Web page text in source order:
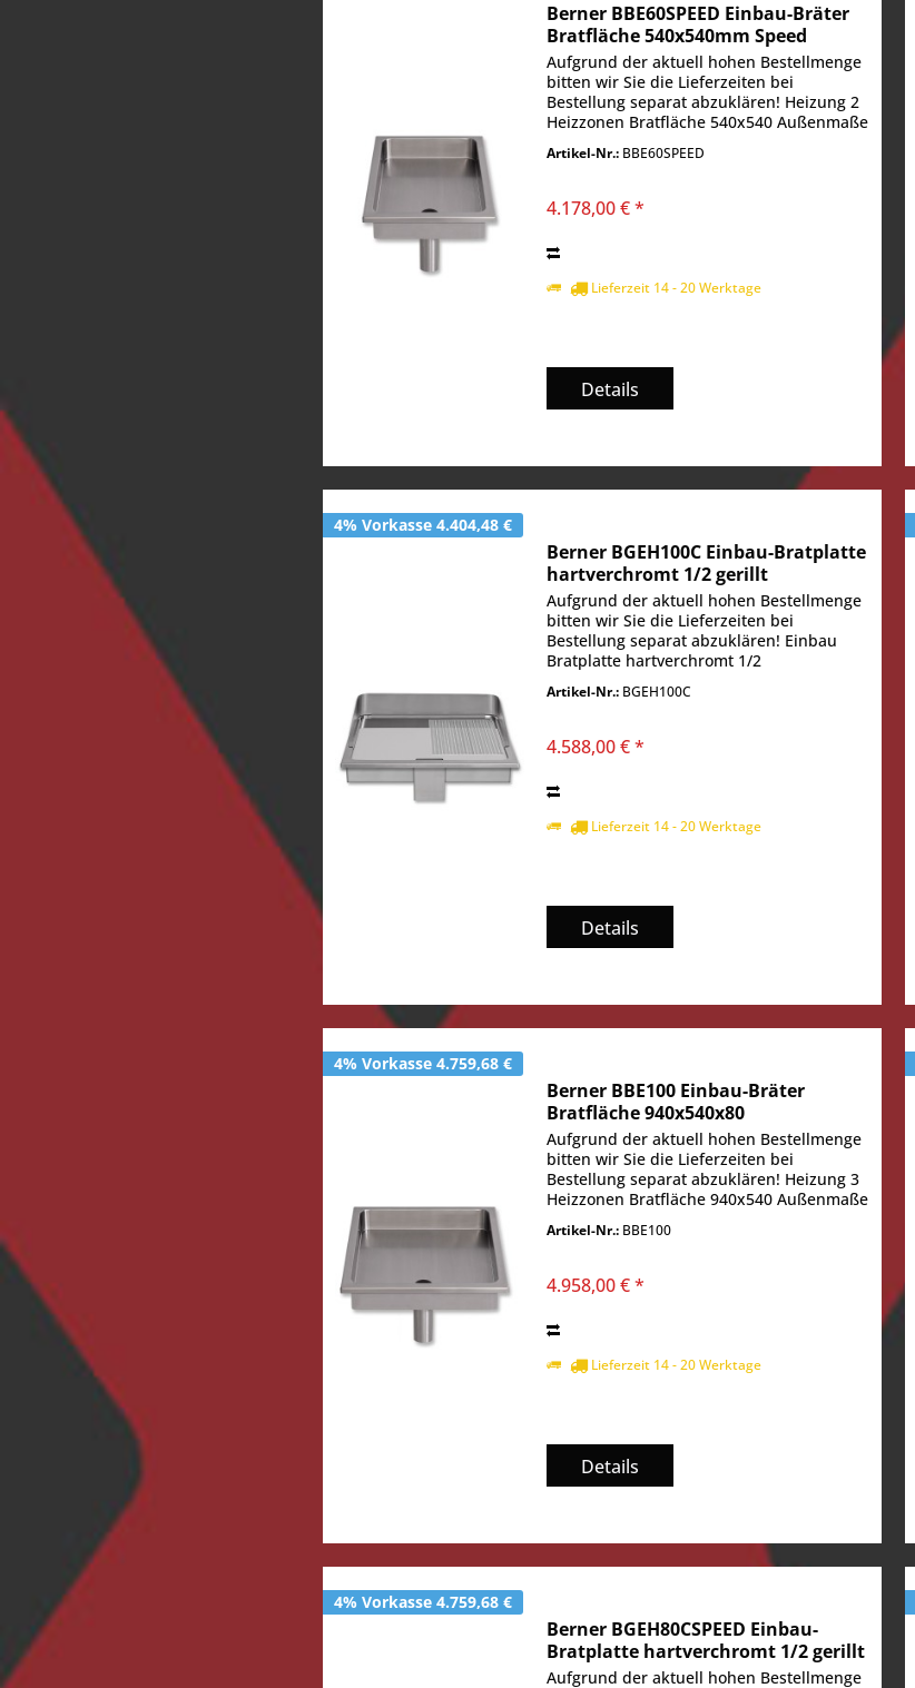
Berner BBE60SPEED Einbau-Bräter
Bratfläche 540x540mm Speed
Aufgrund der aktuell hohen Bestellmenge
bitten wir Sie die Lieferzeiten bei
Bestellung separat abzuklären! Heizung 2
Heizzonen Bratfläche 540x540 Außenmaße
Volt 400 V, Leistung in kW 9,8 kW
Artikel-Nr.: BBE60SPEED
4.178,00 € *
Lieferzeit 14 - 20 Werktage
Details
4% Vorkasse 4.404,48 €
Berner BGEH100C Einbau-Bratplatte
hartverchromt 1/2 gerillt
Aufgrund der aktuell hohen Bestellmenge
bitten wir Sie die Lieferzeiten bei
Bestellung separat abzuklären! Einbau
Bratplatte hartverchromt 1/2
Temperaturbereich: 50° - 250° C Heizung:
Artikel-Nr.: BGEH100C
4.588,00 € *
Lieferzeit 14 - 20 Werktage
Details
4% Vorkasse 4.759,68 €
Berner BBE100 Einbau-Bräter
Bratfläche 940x540x80
Aufgrund der aktuell hohen Bestellmenge
bitten wir Sie die Lieferzeiten bei
Bestellung separat abzuklären! Heizung 3
Heizzonen Bratfläche 940x540 Außenmaße
Volt 400 V, Leistung in kW 13,5 kW
Artikel-Nr.: BBE100
4.958,00 € *
Lieferzeit 14 - 20 Werktage
Details
4% Vorkasse 4.759,68 €
Berner BGEH80CSPEED Einbau-
Bratplatte hartverchromt 1/2 gerillt
Speed
Aufgrund der aktuell hohen Bestellmenge